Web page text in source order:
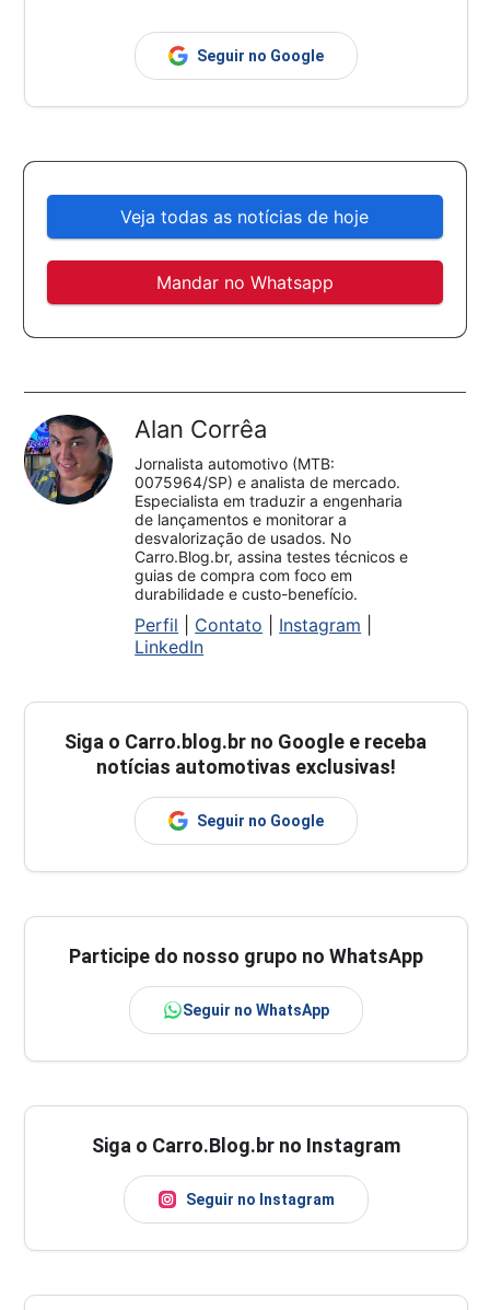
Seguir no Google
Veja todas as notícias de hoje
Mandar no Whatsapp
Alan Corrêa
Jornalista automotivo (MTB:
0075964/SP) e analista de mercado.
Especialista em traduzir a engenharia
de lançamentos e monitorar a
desvalorização de usados. No
Carro.Blog.br, assina testes técnicos e
guias de compra com foco em
durabilidade e custo-benefício.
Perfil Contato Instagram
LinkedIn
Siga o Carro.blog.br no Google e receba
notícias automotivas exclusivas!
Seguir no Google
Participe do nosso grupo no WhatsApp
Seguir no WhatsApp
Siga o Carro.Blog.br no Instagram
Seguir no Instagram